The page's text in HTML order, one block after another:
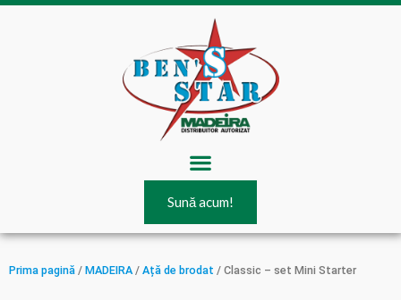
Skip
Menu
Sună acum!
Prima pagină / MADEIRA / Ață de brodat / Classic – set Mini Starter